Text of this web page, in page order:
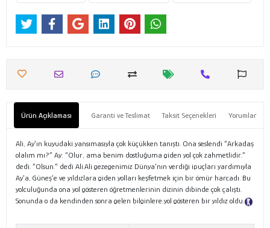
Ürün Açıklaması Garanti ve Teslimat Taksit Seçenekleri Yorumlar
Ali, Ay’ın kuyudaki yansımasıyla çok küçükken tanıştı. Ona seslendi “Arkadaş
olalım mı?” Ay: “Olur, ama benim dostluğuma giden yol çok zahmetlidir.”
dedi. “Olsun.” dedi Ali.Ali gezegenimiz Dünya’nın verdiği ipuçları yardımıyla
Ay’a, Güneş’e ve yıldızlara giden yolları keşfetmek için bir ömür harcadı. Bu
yolculuğunda ona yol gösteren öğretmenlerinin dizinin dibinde çok çalıştı.
Sonunda o da kendinden sonra gelen bilginlere yol gösteren bir yıldız oldu.